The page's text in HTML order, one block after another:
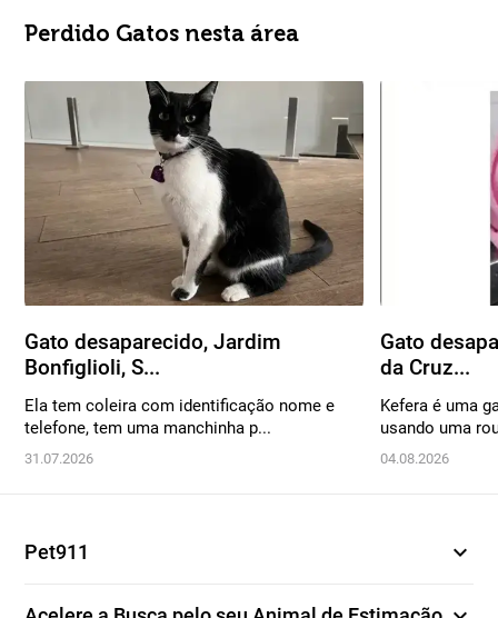
Perdido Gatos nesta área
Gato desaparecido, Jardim
Bonfiglioli, S...
Ela tem coleira com identificação nome e
telefone, tem uma manchinha p...
31.07.2026
Gato
da Cruz...
Kefera é uma
usando uma
04.08.2026
Pet911 expand_more